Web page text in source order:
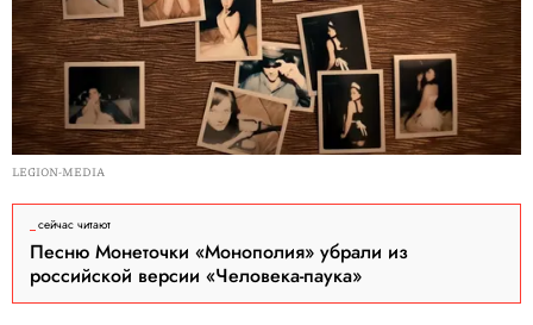
LEGION-MEDIA
сейчас читают
Песню Монеточки «Монополия» убрали из
российской версии «Человека-паука»